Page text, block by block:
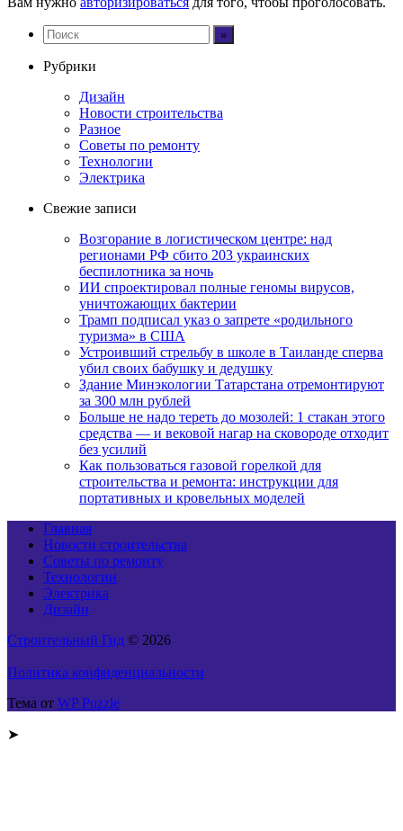
Рубрики
Дизайн
Новости строительства
Разное
Советы по ремонту
Технологии
Электрика
Свежие записи
Возгорание в логистическом центре: над
регионами РФ сбито 203 украинских
беспилотника за ночь
ИИ спроектировал полные геномы вирусов,
уничтожающих бактерии
Трамп подписал указ о запрете «родильного
туризма» в США
Устроивший стрельбу в школе в Таиланде сперва
убил своих бабушку и дедушку
Здание Минэкологии Татарстана отремонтируют
за 300 млн рублей
Больше не надо тереть до мозолей: 1 стакан этого
средства — и вековой нагар на сковороде отходит
без усилий
Как пользоваться газовой горелкой для
строительства и ремонта: инструкции для
портативных и кровельных моделей
Главная
Новости строительства
Советы по ремонту
Технологии
Электрика
Дизайн
Строительный Гид © 2026
Политика конфиденциальности
Тема от WP Puzzle
➤